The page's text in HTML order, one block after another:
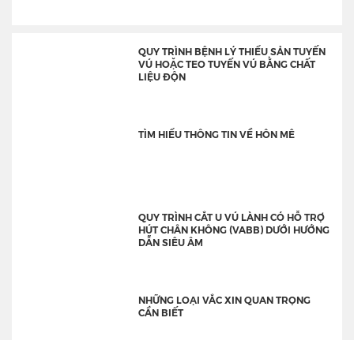
QUY TRÌNH BỆNH LÝ THIỂU SẢN TUYẾN
VÚ HOẶC TEO TUYẾN VÚ BẰNG CHẤT
LIỆU ĐỘN
TÌM HIỂU THÔNG TIN VỀ HÔN MÊ
QUY TRÌNH CẮT U VÚ LÀNH CÓ HỖ TRỢ
HÚT CHÂN KHÔNG (VABB) DƯỚI HƯỚNG
DẪN SIÊU ÂM
NHỮNG LOẠI VẮC XIN QUAN TRỌNG
CẦN BIẾT